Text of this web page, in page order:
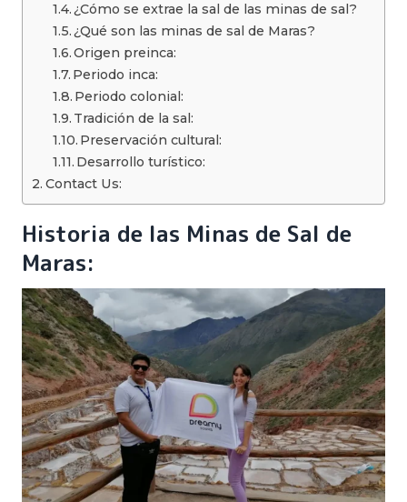
¿Cómo se extrae la sal de las minas de sal?
¿Qué son las minas de sal de Maras?
Origen preinca:
Periodo inca:
Periodo colonial:
Tradición de la sal:
Preservación cultural:
Desarrollo turístico:
Contact Us:
Historia de las Minas de Sal de
Maras: